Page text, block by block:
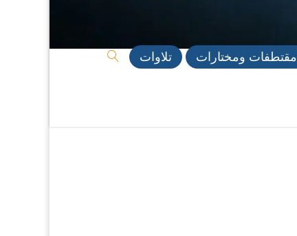
مقتطفات ومختارات تلاوات